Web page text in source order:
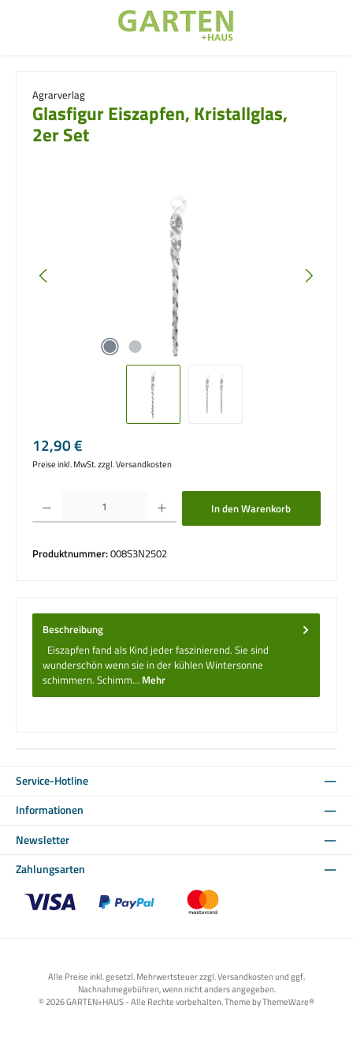
Agrarverlag
Glasfigur Eiszapfen, Kristallglas,
2er Set
Regulärer Preis:
12,90 €
Preise inkl. MwSt. zzgl. Versandkosten
Produkt Anzahl: Gib den gewünschten Wert ein oder benutze die Schaltflächen um
In den Warenkorb
Produktnummer:008S3N2502
Beschreibung
Eiszapfen fand als Kind jeder faszinierend. Sie sind
wunderschön wenn sie in der kühlen Wintersonne
schimmern. Schimm… Mehr
Service-Hotline
Informationen
Newsletter
Zahlungsarten
Alle Preise inkl. gesetzl. Mehrwertsteuer zzgl. Versandkosten und ggf.
Nachnahmegebühren, wenn nicht anders angegeben.
© 2026 GARTEN+HAUS - Alle Rechte vorbehalten. Theme byThemeWare®